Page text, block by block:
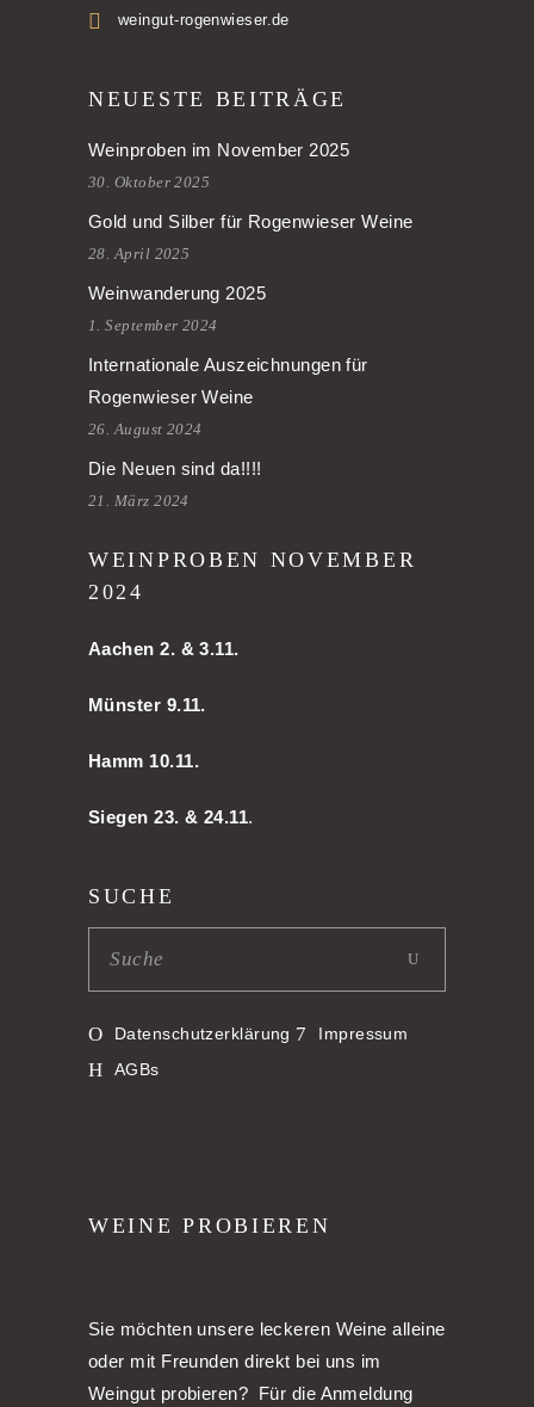
weingut-rogenwieser.de
NEUESTE BEITRÄGE
Weinproben im November 2025
30. Oktober 2025
Gold und Silber für Rogenwieser Weine
28. April 2025
Weinwanderung 2025
1. September 2024
Internationale Auszeichnungen für
Rogenwieser Weine
26. August 2024
Die Neuen sind da!!!!
21. März 2024
WEINPROBEN NOVEMBER
2024
Aachen 2. & 3.11.
Münster 9.11.
Hamm 10.11.
Siegen 23. & 24.11.
SUCHE
Datenschutzerklärung
Impressum
AGBs
WEINE PROBIEREN
Sie möchten unsere leckeren Weine alleine
oder mit Freunden direkt bei uns im
Weingut probieren? Für die Anmeldung